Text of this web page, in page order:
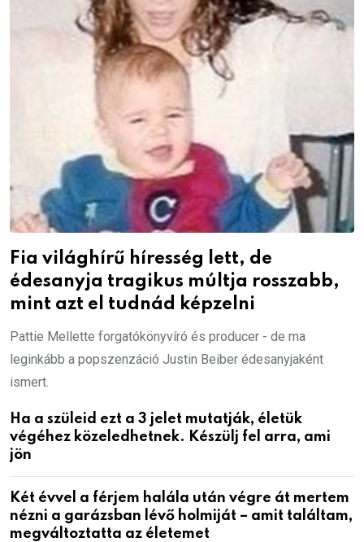
Fia világhírű híresség lett, de
édesanyja tragikus múltja rosszabb,
mint azt el tudnád képzelni
Pattie Mellette forgatókönyvíró és producer - de ma
leginkább a popszenzáció Justin Beiber édesanyjaként
ismert.
Ha a szüleid ezt a 3 jelet mutatják, életük
végéhez közeledhetnek. Készülj fel arra, ami
jön
Két évvel a férjem halála után végre át mertem
nézni a garázsban lévő holmiját – amit találtam,
megváltoztatta az életemet